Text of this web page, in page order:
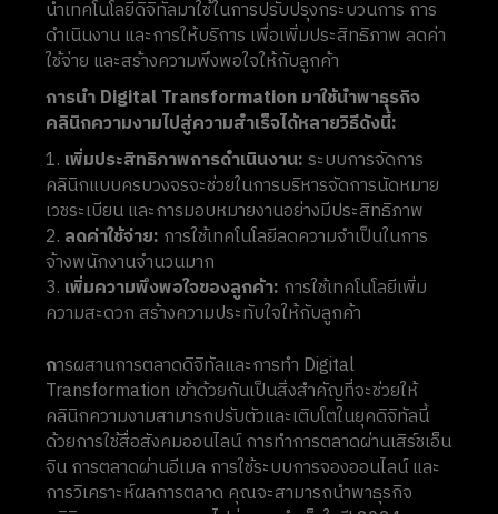
นำเทคโนโลยีดิจิทัลมาใช้ในการปรับปรุงกระบวนการ การ
ดำเนินงาน และการให้บริการ เพื่อเพิ่มประสิทธิภาพ ลดค่า
ใช้จ่าย และสร้างความพึงพอใจให้กับลูกค้า
การนำ Digital Transformation มาใช้นำพาธุรกิจ
คลินิกความงามไปสู่ความสำเร็จได้หลายวิธีดังนี้:
เพิ่มประสิทธิภาพการดำเนินงาน:ระบบการจัดการ
คลินิกแบบครบวงจรจะช่วยในการบริหารจัดการนัดหมาย
เวชระเบียน และการมอบหมายงานอย่างมีประสิทธิภาพ
ลดค่าใช้จ่าย: การใช้เทคโนโลยีลดความจำเป็นในการ
จ้างพนักงานจำนวนมาก
เพิ่มความพึงพอใจของลูกค้า: การใช้เทคโนโลยีเพิ่ม
ความสะดวก สร้างความประทับใจให้กับลูกค้า
การผสานการตลาดดิจิทัลและการทำ Digital
Transformation เข้าด้วยกันเป็นสิ่งสำคัญที่จะช่วยให้
คลินิกความงามสามารถปรับตัวและเติบโตในยุคดิจิทัลนี้
ด้วยการใช้สื่อสังคมออนไลน์ การทำการตลาดผ่านเสิร์ชเอ็น
จิน การตลาดผ่านอีเมล การใช้ระบบการจองออนไลน์ และ
การวิเคราะห์ผลการตลาด คุณจะสามารถนำพาธุรกิจ